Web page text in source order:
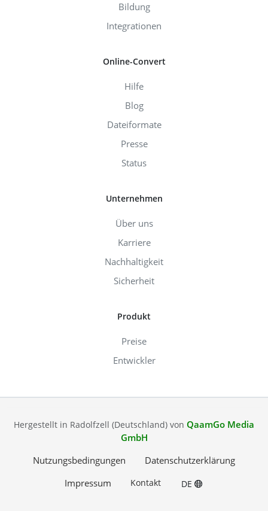
Bildung
Integrationen
Online-Convert
Hilfe
Blog
Dateiformate
Presse
Status
Unternehmen
Über uns
Karriere
Nachhaltigkeit
Sicherheit
Produkt
Preise
Entwickler
Hergestellt in Radolfzell (Deutschland) von QaamGo Media
GmbH
Nutzungsbedingungen
Datenschutzerklärung
Impressum
Kontakt DE